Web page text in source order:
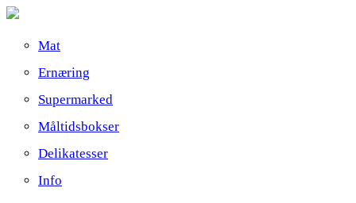
Mat
Ernæring
Supermarked
Måltidsbokser
Delikatesser
Info